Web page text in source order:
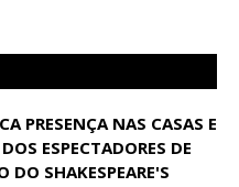
PRESENÇA NAS CASAS E
ESPECTADORES DE
DO SHAKESPEARE'S